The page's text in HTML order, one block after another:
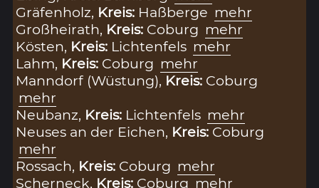
Gräfenholz, Kreis: Haßberge mehr
Großheirath, Kreis: Coburg mehr
Kösten, Kreis: Lichtenfels mehr
Lahm, Kreis: Coburg mehr
Manndorf (Wüstung), Kreis: Coburg
mehr
Neubanz, Kreis: Lichtenfels mehr
Neuses an der Eichen, Kreis: Coburg
mehr
Rossach, Kreis: Coburg mehr
Scherneck, Kreis: Coburg mehr